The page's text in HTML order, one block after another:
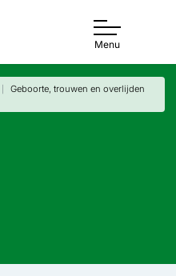
Menu
Geboorte, trouwen en overlijden